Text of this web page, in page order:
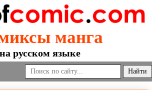
манга
на русском языке